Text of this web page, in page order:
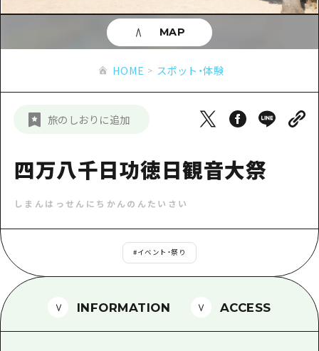
ショッピング
スポーツ
ナイトライフ
定番
安芸
備北
芸北
山口県東部
弾丸
日帰り
2泊3日
備後
備北
芸北
山口県東部
愛媛県
島根県
お役立ち情報
お役立ち情報一覧
アクセス
お得な周遊チケット
HIROSHIMA FREE Wi-Fi
観光案内所
広島県を訪れる外国人旅行者向け情報一
ボランティアガイド
新着情報
事業者・学校関係者の皆さま
HOME スポット・体験
旅のしおりに追加
四万八千日功徳日観音大祭
しまんはっせんにちかんのんたいさい
#イベント・祭り
MAP
INFORMATION ACCESS